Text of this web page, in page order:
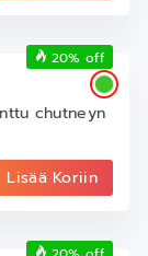
chutneyn
Lisää Koriin
20% off